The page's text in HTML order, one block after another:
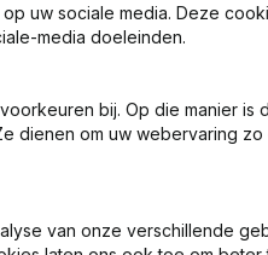
btw-nummer van Fa. v.d.
uw sociale media. Deze
media doeleinden.
bij. Op die manier is
dienen om uw webervaring
van onze verschillende